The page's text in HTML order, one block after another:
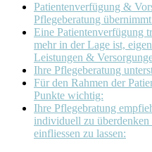
Patientenverfügung &
Pflegeberatung
Eine Patientenverfügung
mehr in der Lage ist,
Leistungen &
Ihre Pflegeberatung
Für den Rahmen der
Punkte wichtig:
Ihre Pflegebratung
individuell zu
einfliessen zu lassen: